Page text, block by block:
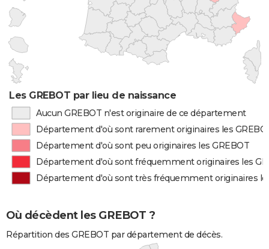
Les GREBOT par lieu de naissance
Aucun GREBOT n'est originaire de ce département
Département d'où sont rarement originaires les
Département d'où sont peu originaires les GREBOT
Département d'où sont fréquemment originaires les
Département d'où sont très fréquemment originaires
Où décèdent les GREBOT ?
Répartition des GREBOT par département de décès.